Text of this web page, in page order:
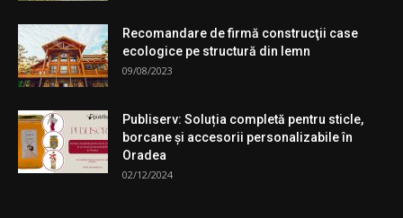
Recomandare de firmă construcţii case
ecologice pe structură din lemn
09/08/2023
Publiserv: Soluția completă pentru sticle,
borcane și accesorii personalizabile în
Oradea
02/12/2024